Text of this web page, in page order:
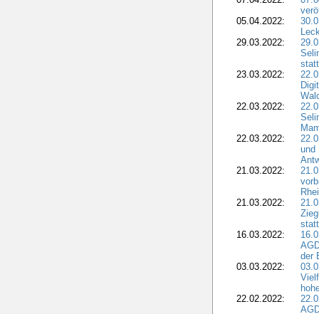
05.04.2022:
29.03.2022:
23.03.2022:
22.03.2022:
22.03.2022:
und
21.03.2022:
21.03.2022:
16.03.2022:
der
03.03.2022:
22.02.2022: